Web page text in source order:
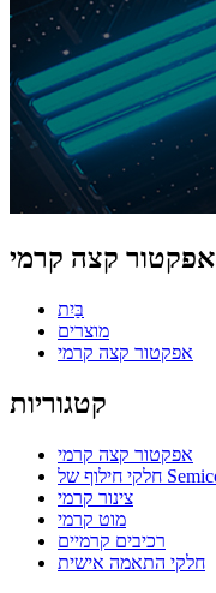
אפקטור קצה קרמי
בַּיִת
מוצרים
אפקטור קצה קרמי
קטגוריות
אפקטור קצה קרמי
צינור קרמי
מוט קרמי
רכיבים קרמיים
חלקי התאמה אישית